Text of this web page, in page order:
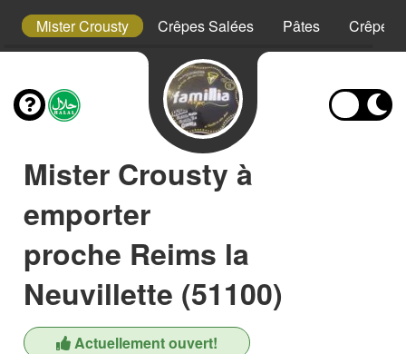
Mister Crousty Crêpes Salées Pâtes Crêpes
Mister Crousty à
emporter
proche Reims la
Neuvillette (51100)
Actuellement ouvert!